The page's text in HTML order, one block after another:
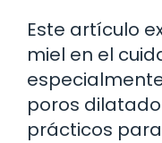
Este artículo
miel en el
poros
prácticos para